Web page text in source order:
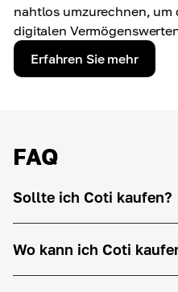
nahtlos umzurechnen, um
digitalen
Erfahren Sie mehr
FAQ
Sollte ich Coti kaufen?
Wo kann ich Coti